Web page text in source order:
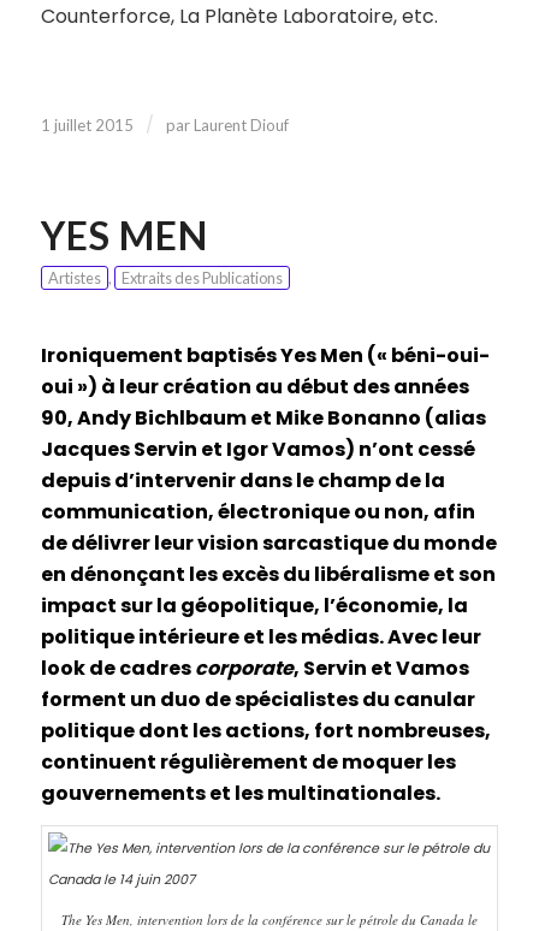
Counterforce, La Planète Laboratoire, etc.
1 juillet 2015 / par Laurent Diouf
YES MEN
Artistes , Extraits des Publications
Ironiquement baptisés Yes Men (« béni-oui-
oui ») à leur création au début des années
90, Andy Bichlbaum et Mike Bonanno (alias
Jacques Servin et Igor Vamos) n’ont cessé
depuis d’intervenir dans le champ de la
communication, électronique ou non, afin
de délivrer leur vision sarcastique du monde
en dénonçant les excès du libéralisme et son
impact sur la géopolitique, l’économie, la
politique intérieure et les médias. Avec leur
look de cadrescorporate, Servin et Vamos
forment un duo de spécialistes du canular
politique dont les actions, fort nombreuses,
continuent régulièrement de moquer les
gouvernements et les multinationales.
The Yes Men, intervention lors de la conférence sur le pétrole du Canada le